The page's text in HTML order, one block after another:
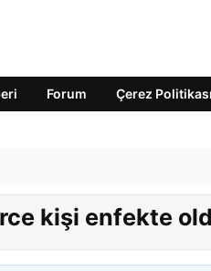
Forum Çerez Politikası
kişi enfekte